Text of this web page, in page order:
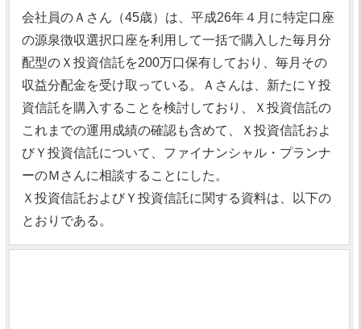
会社員のＡさん（45歳）は、平成26年４月に特定口座
の源泉徴収選択口座を利用して一括で購入した毎月分
配型のＸ投資信託を200万口保有しており、毎月その
収益分配金を受け取っている。Ａさんは、新たにＹ投
資信託を購入することを検討しており、Ｘ投資信託の
これまでの運用成績の確認も含めて、Ｘ投資信託およ
びＹ投資信託について、ファイナンシャル・プランナ
ーのＭさんに相談することにした。
Ｘ投資信託およびＹ投資信託に関する資料は、以下の
とおりである。